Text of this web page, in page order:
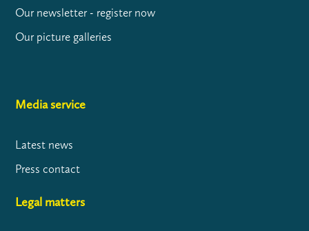
Our newsletter - register now
Our picture galleries
Media service
Latest news
Press contact
Legal matters